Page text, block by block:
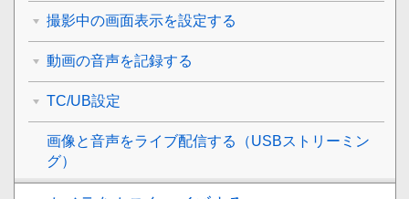
撮影中の画面表示を設定する
動画の音声を記録する
TC/UB設定
画像と音声をライブ配信する（USBストリーミン
グ）